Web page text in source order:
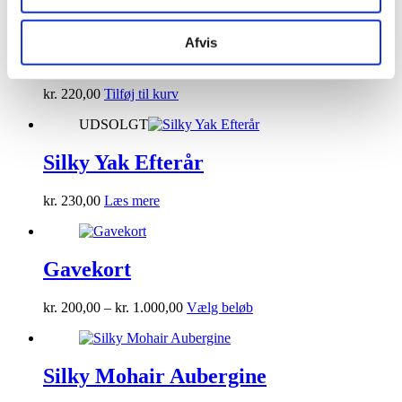
Afvis
kr. 220,00 Tilføj til kurv
UDSOLGT
Silky Yak Efterår
kr. 230,00 Læs mere
Gavekort
kr. 200,00 – kr. 1.000,00Prisinterval:
til
Vælg beløbDette
varianter.
Mulighederne
Silky Mohair Aubergine